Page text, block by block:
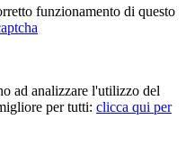
funzionamento di questo
ad analizzare l'utilizzo del
per tutti: clicca qui per